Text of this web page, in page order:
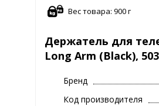
Вес товара: 900 г
Держатель для
Long Arm (Black),
Бренд
Код производителя